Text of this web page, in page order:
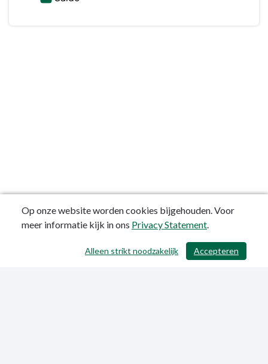
/ 353
Op onze website worden cookies bijgehouden. Voor
meer informatie kijk in ons Privacy Statement.
Accepteren
Alleen strikt noodzakelijk